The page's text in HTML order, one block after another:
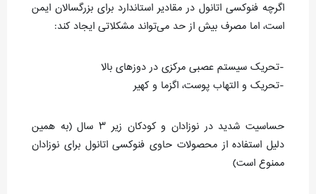
اگرچه فنوکسی اتانول در مقادیر استاندارد برای بزرگسالان ایمن
است، اما مصرف بیش از حد می‌تواند مشکلاتی ایجاد کند:
-تحریک سیستم عصبی مرکزی در دوزهای بالا
-تحریک و التهاب پوست، اگزما و کهیر
حساسیت شدید در نوزادان و کودکان زیر ۳ سال (به همین
دلیل استفاده از محصولات حاوی فنوکسی اتانول برای نوزادان
ممنوع است)